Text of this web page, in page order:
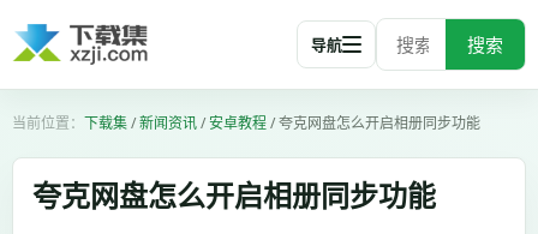
搜索
导航
下载集/新闻资讯/安卓教程/夸克网盘怎么开启相册同步功能
夸克网盘怎么开启相册同步功能